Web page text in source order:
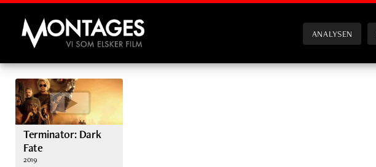
Montages
ANALYSEN
Terminator: Dark
Fate
2019